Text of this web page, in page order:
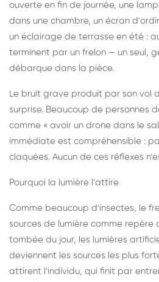
ouverte en fin de journée, une
dans une chambre, un écran
un éclairage de terrasse en été :
terminent par un frelon — un seul,
débarque dans la pièce.
Le bruit grave produit par son vol
surprise. Beaucoup de personnes
comme « avoir un drone dans le
immédiate est compréhensible :
claquées. Aucun de ces réflexes
Pourquoi la lumière l'attire
Comme beaucoup d'insectes, le
sources de lumière comme repère
tombée du jour, les lumières
deviennent les sources les plus
attirent l'individu, qui finit par